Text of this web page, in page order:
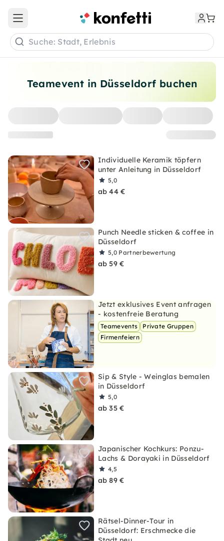
Teamevent in Düsseldorf buchen
Individuelle Keramik töpfern
unter Anleitung in Düsseldorf
5,0
ab 44 €
Punch Needle sticken & coffee in
Düsseldorf
5,0 Partnerbewertung
ab 59 €
Jetzt exklusives Event anfragen
- kostenfreie Beratung
Teamevents
Private Gruppen
Firmenfeiern
Sip & Style - Weinglas bemalen
in Düsseldorf
5,0
ab 35 €
Japanischer Kochkurs: Ponzu-
Lachs & Dorayaki in Düsseldorf
4,5
ab 89 €
Rätsel-Dinner-Tour in
Düsseldorf: Erschmecke die
Open main menu
Suche: Stadt, Erlebnis